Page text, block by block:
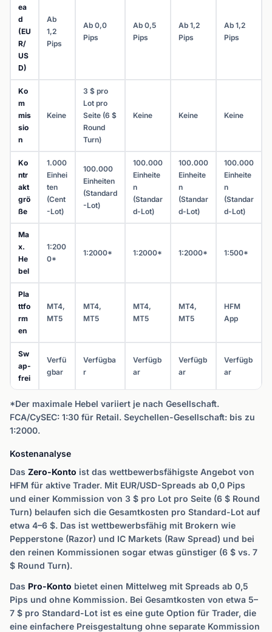
ea
d
(EU
R/
US
D)
Ab
1,2
Pips
Ab 0,0
Pips
Ab 0,5
Pips
Ab 1,2
Pips
Ab 1,2
Pips
Ko
m
mis
sio
n
Keine
3 $ pro
Lot pro
Seite (6 $
Round
Turn)
Keine Keine Keine
Ko
ntr
akt
grö
ße
1.000
Einhei
ten
(Cent
-Lot)
100.000
Einheiten
(Standard
-Lot)
100.000
Einheite
n
(Standar
d-Lot)
100.000
Einheite
n
(Standar
d-Lot)
100.000
Einheite
n
(Standar
d-Lot)
Ma
x.
He
bel
1:200
0*
1:2000* 1:2000* 1:2000* 1:500*
Pla
ttfo
rm
en
MT4,
MT5
MT4,
MT5
MT4,
MT5
MT4,
MT5
HFM
App
Sw
ap-
frei
Verfü
gbar
Verfügba
r
Verfügb
ar
Verfügb
ar
Verfügb
ar
*Der maximale Hebel variiert je nach Gesellschaft.
FCA/CySEC: 1:30 für Retail. Seychellen-Gesellschaft: bis zu
1:2000.
Kostenanalyse
Das Zero-Konto ist das wettbewerbsfähigste Angebot von
HFM für aktive Trader. Mit EUR/USD-Spreads ab 0,0 Pips
und einer Kommission von 3 $ pro Lot pro Seite (6 $ Round
Turn) belaufen sich die Gesamtkosten pro Standard-Lot auf
etwa 4–6 $. Das ist wettbewerbsfähig mit Brokern wie
Pepperstone (Razor) und IC Markets (Raw Spread) und bei
den reinen Kommissionen sogar etwas günstiger (6 $ vs. 7
$ Round Turn).
Das Pro-Konto bietet einen Mittelweg mit Spreads ab 0,5
Pips und ohne Kommission. Bei Gesamtkosten von etwa 5–
7 $ pro Standard-Lot ist es eine gute Option für Trader, die
eine einfachere Preisgestaltung ohne separate Kommission